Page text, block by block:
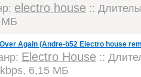
electro house ::
МБ
Again (Andre-b52 Electro house
Electro House ::
6,15 МБ